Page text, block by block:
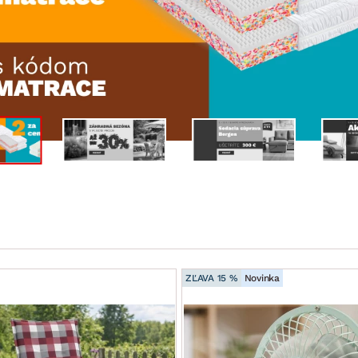
DOMÁCE SPOTREBIČE ZÁHRADNÉ
ZĽAVA 15 % Novinka